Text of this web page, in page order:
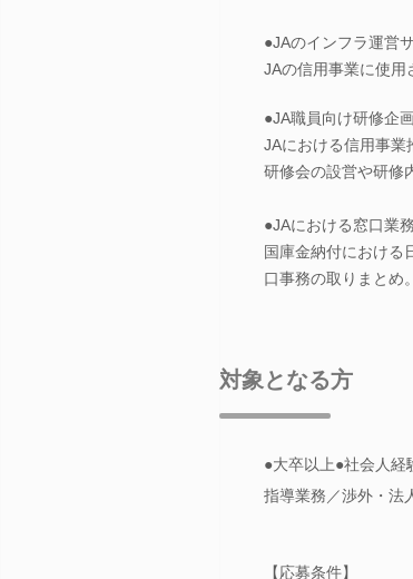
●JAのインフラ運営
JAの信用事業に使用
●JA職員向け研修企
JAにおける信用事業
研修会の設営や研修
●JAにおける窓口業
国庫金納付における
口事務の取りまとめ。
対象となる方
●大卒以上●社会人経
指導業務／渉外・法
【応募条件】